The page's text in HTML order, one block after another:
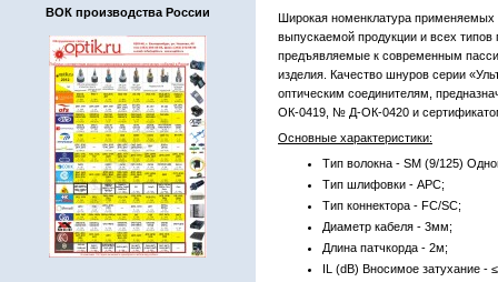
ВОК производства России
Широкая номенклатура применяемых
выпускаемой продукции и всех типов
предъявляемые к современным
изделия. Качество шнуров серии
оптическим соединителям,
ОК-0419, № Д-ОК-0420 и
Основные характеристики:
Тип волокна - SM (9/125)
Тип шлифовки - APC;
Тип коннектора - FC/SC;
Диаметр кабеля - 3мм;
Длина патчкорда - 2м;
IL (dB) Вносимое затухание -